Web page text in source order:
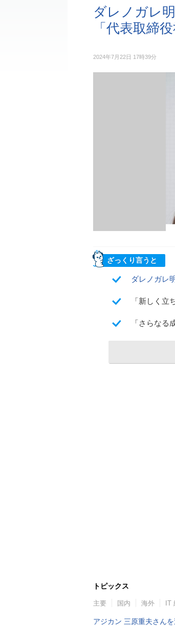
ダレノガレ
「代表取締
2024年7月22日 17時39分
ざっくり言うと
ダレノガレ
「新しく
「さらなる
トピックス
主要 国内 海外 IT
アジカン 三原重夫さん